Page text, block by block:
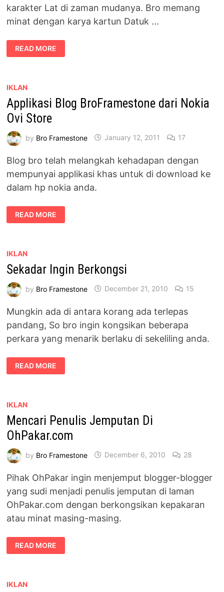
karakter Lat di zaman mudanya. Bro memang
minat dengan karya kartun Datuk …
AWIE
MEMEGANG
WATAK
SEBUAH
READ MORE
IKLAN
Applikasi Blog BroFramestone dari Nokia
Ovi Store
by Bro Framestone January 12, 2011 17
Blog bro telah melangkah kehadapan dengan
mempunyai applikasi khas untuk di download ke
dalam hp nokia anda.
APPLIKASI
BLOG
BROFRAMESTONE
STORE
READ MORE
IKLAN
Sekadar Ingin Berkongsi
by Bro Framestone December 21, 2010 15
Mungkin ada di antara korang ada terlepas
pandang, So bro ingin kongsikan beberapa
perkara yang menarik berlaku di sekeliling anda.
SEKADAR
INGIN
BERKONGSI
READ MORE
IKLAN
Mencari Penulis Jemputan Di
OhPakar.com
by Bro Framestone December 6, 2010 28
Pihak OhPakar ingin menjemput blogger-blogger
yang sudi menjadi penulis jemputan di laman
OhPakar.com dengan berkongsikan kepakaran
atau minat masing-masing.
MENCARI
PENULIS
JEMPUTAN
READ MORE
IKLAN